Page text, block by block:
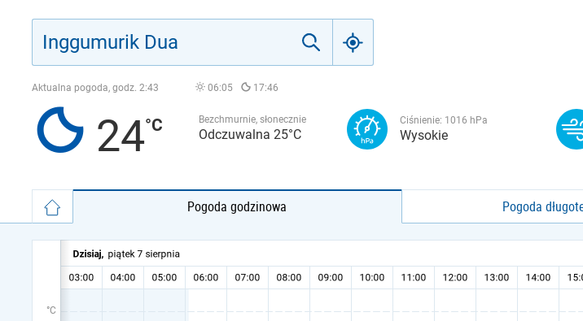
Aktualna pogoda, godz. 2:43 06:05 17:46
24 Bezchmurnie, słonecznie
Odczuwalna 25°C
Ciśnienie: 1016 hPa
Wysokie
Pogoda godzinowa Pogoda
°C